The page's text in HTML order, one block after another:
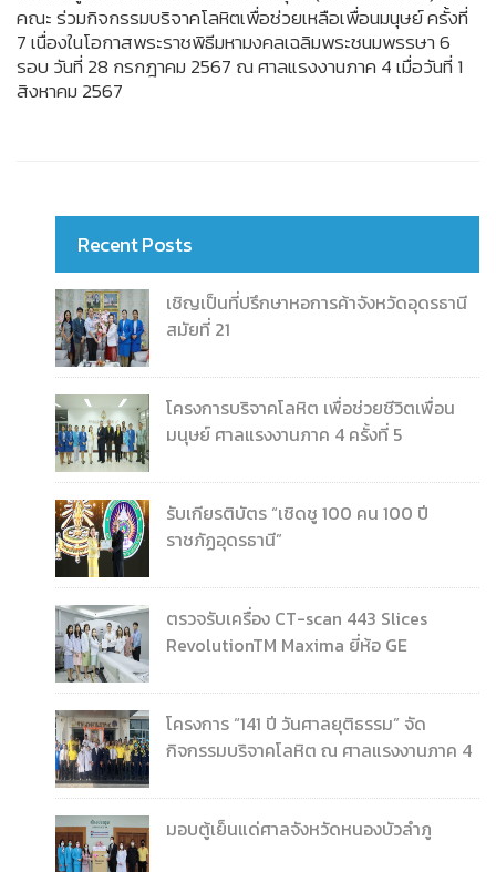
คณะ ร่วมกิจกรรมบริจาคโลหิตเพื่อช่วยเหลือเพื่อนมนุษย์ ครั้งที่
7 เนื่องในโอกาสพระราชพิธีมหามงคลเฉลิมพระชนมพรรษา 6
รอบ วันที่ 28 กรกฎาคม 2567 ณ ศาลแรงงานภาค 4 เมื่อวันที่ 1
สิงหาคม 2567
Recent Posts
เชิญเป็นที่ปรึกษาหอการค้าจังหวัดอุดรธานี
สมัยที่ 21
โครงการบริจาคโลหิต เพื่อช่วยชีวิตเพื่อน
มนุษย์ ศาลแรงงานภาค 4 ครั้งที่ 5
รับเกียรติบัตร “เชิดชู 100 คน 100 ปี
ราชภัฏอุดรธานี”
ตรวจรับเครื่อง CT-scan 443 Slices
RevolutionTM Maxima ยี่ห้อ GE
โครงการ “141 ปี วันศาลยุติธรรม” จัด
กิจกรรมบริจาคโลหิต ณ ศาลแรงงานภาค 4
มอบตู้เย็นแด่ศาลจังหวัดหนองบัวลำภู